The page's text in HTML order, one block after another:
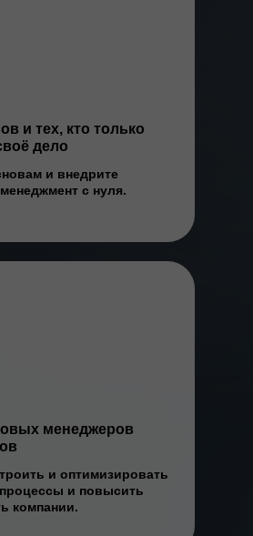
и внедрите
с нуля.
и тех, кто только
дело
менеджеров
и оптимизировать
и повысить
компании.